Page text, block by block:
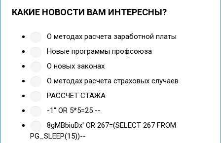
КАКИЕ НОВОСТИ ВАМ ИНТЕРЕСНЫ?
О методах расчета заработной платы
Новые программы профсоюза
О новых законах
О методах расчета страховых случаев
РАССЧЕТ СТАЖА
-1" OR 5*5=25 --
8gMBbiuDx' OR 267=(SELECT 267 FROM
PG_SLEEP(15))--